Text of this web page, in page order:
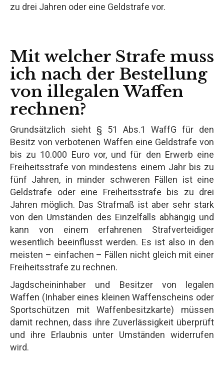
zu drei Jahren oder eine Geldstrafe vor.
Mit welcher Strafe muss
ich nach der Bestellung
von illegalen Waffen
rechnen?
Grundsätzlich sieht § 51 Abs.1 WaffG für den
Besitz von verbotenen Waffen eine Geldstrafe von
bis zu 10.000 Euro vor, und für den Erwerb eine
Freiheitsstrafe von mindestens einem Jahr bis zu
fünf Jahren, in minder schweren Fällen ist eine
Geldstrafe oder eine Freiheitsstrafe bis zu drei
Jahren möglich. Das Strafmaß ist aber sehr stark
von den Umständen des Einzelfalls abhängig und
kann von einem erfahrenen Strafverteidiger
wesentlich beeinflusst werden. Es ist also in den
meisten – einfachen – Fällen nicht gleich mit einer
Freiheitsstrafe zu rechnen.
Jagdscheininhaber und Besitzer von legalen
Waffen (Inhaber eines kleinen Waffenscheins oder
Sportschützen mit Waffenbesitzkarte) müssen
damit rechnen, dass ihre Zuverlässigkeit überprüft
und ihre Erlaubnis unter Umständen widerrufen
wird.